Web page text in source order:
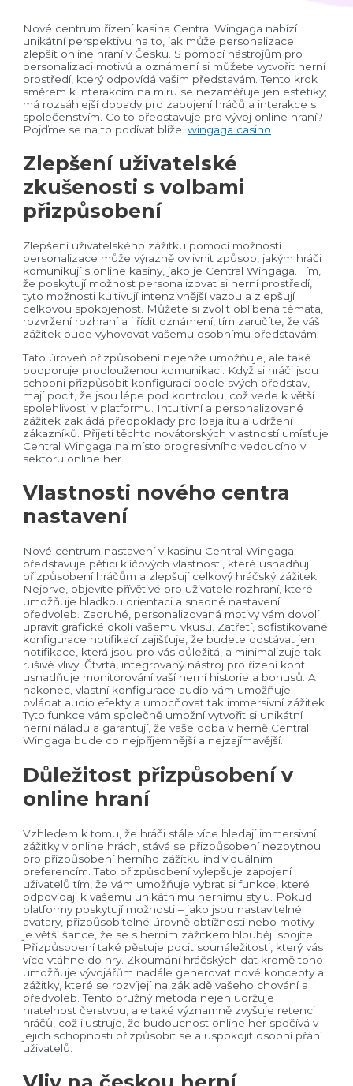
Nové centrum řízení kasina Central Wingaga nabízí
unikátní perspektivu na to, jak může personalizace
zlepšit online hraní v Česku. S pomocí nástrojům pro
personalizaci motivů a oznámení si můžete vytvořit herní
prostředí, který odpovídá vašim představám. Tento krok
směrem k interakcím na míru se nezaměřuje jen estetiky;
má rozsáhlejší dopady pro zapojení hráčů a interakce s
společenstvím. Co to představuje pro vývoj online hraní?
Pojďme se na to podívat blíže.wingaga casino
Zlepšení uživatelské
zkušenosti s volbami
přizpůsobení
Zlepšení uživatelského zážitku pomocí možností
personalizace může výrazně ovlivnit způsob, jakým hráči
komunikují s online kasiny, jako je Central Wingaga. Tím,
že poskytují možnost personalizovat si herní prostředí,
tyto možnosti kultivují intenzivnější vazbu a zlepšují
celkovou spokojenost. Můžete si zvolit oblíbená témata,
rozvržení rozhraní a i řídit oznámení, tím zaručíte, že váš
zážitek bude vyhovovat vašemu osobnímu představám.
Tato úroveň přizpůsobení nejenže umožňuje, ale také
podporuje prodlouženou komunikaci. Když si hráči jsou
schopni přizpůsobit konfiguraci podle svých představ,
mají pocit, že jsou lépe pod kontrolou, což vede k větší
spolehlivosti v platformu. Intuitivní a personalizované
zážitek zakládá předpoklady pro loajalitu a udržení
zákazníků. Přijetí těchto novátorských vlastností umísťuje
Central Wingaga na místo progresivního vedoucího v
sektoru online her.
Vlastnosti nového centra
nastavení
Nové centrum nastavení v kasinu Central Wingaga
představuje pětici klíčových vlastností, které usnadňují
přizpůsobení hráčům a zlepšují celkový hráčský zážitek.
Nejprve, objevíte přívětivé pro uživatele rozhraní, které
umožňuje hladkou orientaci a snadné nastavení
předvoleb. Zadruhé, personalizovaná motivy vám dovolí
upravit grafické okolí vašemu vkusu. Zatřetí, sofistikované
konfigurace notifikací zajišťuje, že budete dostávat jen
notifikace, která jsou pro vás důležitá, a minimalizuje tak
rušivé vlivy. Čtvrtá, integrovaný nástroj pro řízení kont
usnadňuje monitorování vaší herní historie a bonusů. A
nakonec, vlastní konfigurace audio vám umožňuje
ovládat audio efekty a umocňovat tak immersivní zážitek.
Tyto funkce vám společně umožní vytvořit si unikátní
herní náladu a garantují, že vaše doba v herně Central
Wingaga bude co nejpříjemnější a nejzajímavější.
Důležitost přizpůsobení v
online hraní
Vzhledem k tomu, že hráči stále více hledají immersivní
zážitky v online hrách, stává se přizpůsobení nezbytnou
pro přizpůsobení herního zážitku individuálním
preferencím. Tato přizpůsobení vylepšuje zapojení
uživatelů tím, že vám umožňuje vybrat si funkce, které
odpovídají k vašemu unikátnímu hernímu stylu. Pokud
platformy poskytují možnosti – jako jsou nastavitelné
avatary, přizpůsobitelné úrovně obtížnosti nebo motivy –
je větší šance, že se s herním zážitkem hlouběji spojíte.
Přizpůsobení také pěstuje pocit sounáležitosti, který vás
více vtáhne do hry. Zkoumání hráčských dat kromě toho
umožňuje vývojářům nadále generovat nové koncepty a
zážitky, které se rozvíjejí na základě vašeho chování a
předvoleb. Tento pružný metoda nejen udržuje
hratelnost čerstvou, ale také významně zvyšuje retenci
hráčů, což ilustruje, že budoucnost online her spočívá v
jejich schopnosti přizpůsobit se a uspokojit osobní přání
uživatelů.